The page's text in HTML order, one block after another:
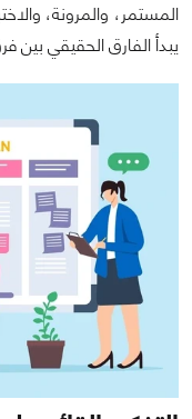
المستمر، والمرونة،
يبدأ الفارق الحقيقي